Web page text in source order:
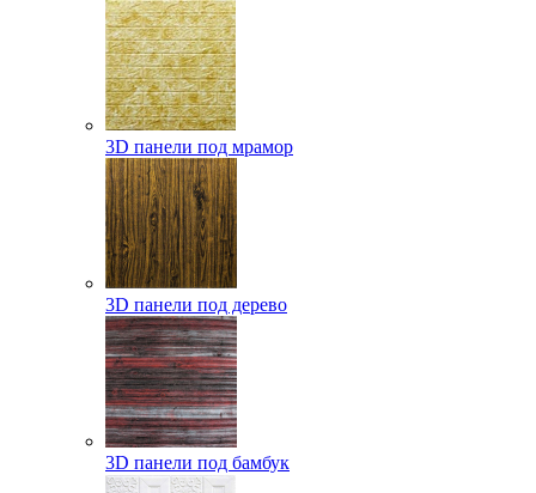
3D панели под мрамор
3D панели под дерево
3D панели под бамбук